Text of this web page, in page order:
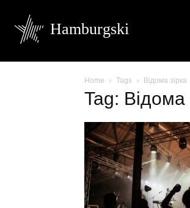
Hamburgski
Home Tags Відома зірка
Tag: Відома